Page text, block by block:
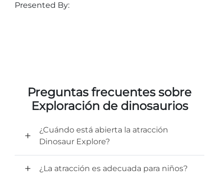
Presented By:
Preguntas frecuentes sobre
Exploración de dinosaurios
¿Cuándo está abierta la atracción
Dinosaur Explore?
¿La atracción es adecuada para niños?